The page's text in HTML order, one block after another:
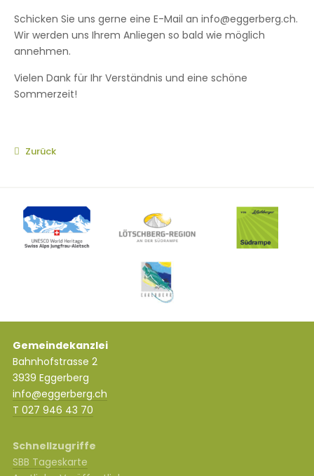
Schicken Sie uns gerne eine E-Mail an info@eggerberg.ch.
Wir werden uns Ihrem Anliegen so bald wie möglich
annehmen.
Vielen Dank für Ihr Verständnis und eine schöne
Sommerzeit!
Zurück
Gemeindekanzlei
Bahnhofstrasse 2
3939 Eggerberg
info@eggerberg.ch
T 027 946 43 70
Schnellzugriffe
SBB Tageskarte